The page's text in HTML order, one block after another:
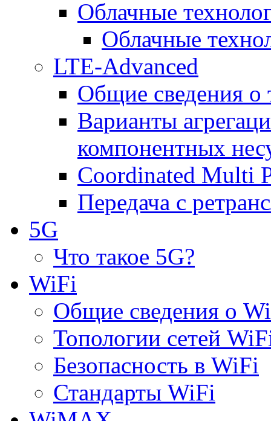
Облачные
Облачные
LTE-Advanced
Общие сведения о
Варианты
компонентных
Coordinated Multi
Передача с
5G
Что такое 5G?
WiFi
Общие сведения о
Топологии сетей
Безопасность в WiFi
Стандарты WiFi